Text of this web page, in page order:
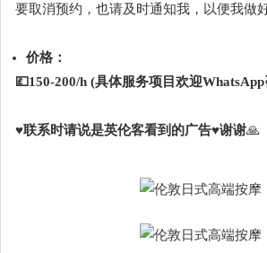
要取消预约，也请及时通知我，以便我做
价格：
💷150-200/h (具体服务项目欢迎
♥️联系时请说是英伦客看到的广告♥️谢谢🙏